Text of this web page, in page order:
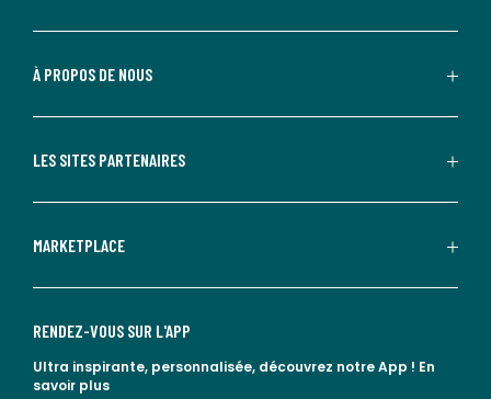
À PROPOS DE NOUS
LES SITES PARTENAIRES
MARKETPLACE
RENDEZ-VOUS SUR L'APP
Ultra inspirante, personnalisée, découvrez notre App ! En
savoir plus